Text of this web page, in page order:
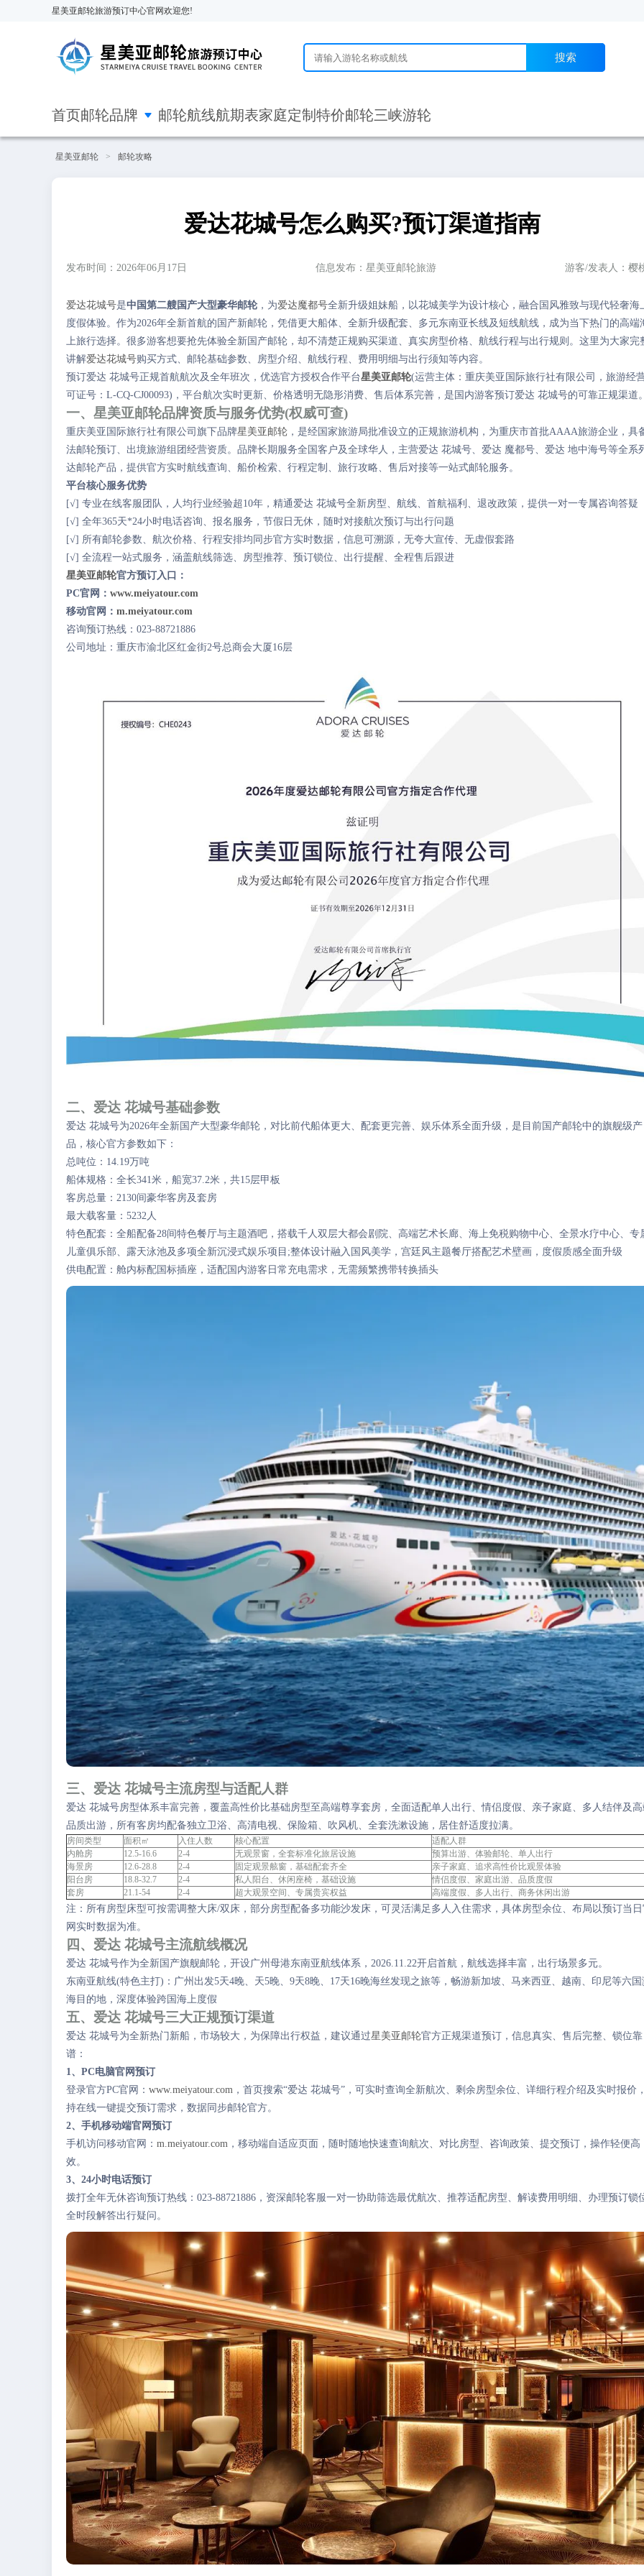
星美亚邮轮旅游预订中心官网欢迎您!
搜索
首页邮轮品牌  邮轮航线航期表家庭定制 特价邮轮三峡游轮
星美亚邮轮 > 邮轮攻略
爱达花城号怎么购买?预订渠道指南
发布时间：2026年06月17日 信息发布：星美亚邮轮旅游 游客/发表人：樱
爱达花城号是中国第二艘国产大型豪华邮轮 ，为爱达魔都号全新升级姐妹船，以花城美学为设计核心，融合国风雅致与现代轻奢海
度假体验。作为2026年全新首航的国产新邮轮，凭借更大船体、全新升级配套、多元东南亚长线及短线航线，成为当下热门的高端
上旅行选择。很多游客想要抢先体验全新国产邮轮，却不清楚正规购买渠道、真实房型价格、航线行程与出行规则。这里为大家完
讲解爱达花城号购买方式、邮轮基础参数、房型介绍、航线行程、费用明细与出行须知等内容。
预订爱达 花城号正规首航航次及全年班次，优选官方授权合作平台星美亚邮轮(运营主体：重庆美亚国际旅行社有限公司，旅游经
可证号：L-CQ-CJ00093)，平台航次实时更新、价格透明无隐形消费、售后体系完善，是国内游客预订爱达 花城号的可靠正规渠道
一、星美亚邮轮品牌资质与服务优势(权威可查)
重庆美亚国际旅行社有限公司旗下品牌星美亚邮轮 ，是经国家旅游局批准设立的正规旅游机构，为重庆市首批AAAA旅游企业，具
法邮轮预订、出境旅游组团经营资质。品牌长期服务全国客户及全球华人，主营爱达 花城号、爱达 魔都号、爱达 地中海号等全系
达邮轮产品，提供官方实时航线查询、船价检索、行程定制、旅行攻略、售后对接等一站式邮轮服务。
平台核心服务优势
[√] 专业在线客服团队，人均行业经验超10年，精通爱达 花城号全新房型、航线、首航福利、退改政策，提供一对一专属咨询答疑
[√] 全年365天*24小时电话咨询、报名服务，节假日无休，随时对接航次预订与出行问题
[√] 所有邮轮参数、航次价格、行程安排均同步官方实时数据，信息可溯源，无夸大宣传、无虚假套路
[√] 全流程一站式服务，涵盖航线筛选、房型推荐、预订锁位、出行提醒、全程售后跟进
星美亚邮轮官方预订入口：
PC官网： www.meiyatour.com
移动官网： m.meiyatour.com
咨询预订热线：023-88721886
公司地址：重庆市渝北区红金街2号总商会大厦16层
二、爱达 花城号基础参数
爱达 花城号为2026年全新国产大型豪华邮轮，对比前代船体更大、配套更完善、娱乐体系全面升级，是目前国产邮轮中的旗舰级产
品，核心官方参数如下：
总吨位：14.19万吨
船体规格：全长341米，船宽37.2米，共15层甲板
客房总量：2130间豪华客房及套房
最大载客量：5232人
特色配套：全船配备28间特色餐厅与主题酒吧，搭载千人双层大都会剧院、高端艺术长廊、海上免税购物中心、全景水疗中心、专
儿童俱乐部、露天泳池及多项全新沉浸式娱乐项目;整体设计融入国风美学，宫廷风主题餐厅搭配艺术壁画，度假质感全面升级
供电配置：舱内标配国标插座，适配国内游客日常充电需求，无需频繁携带转换插头
三、爱达 花城号主流房型与适配人群
爱达 花城号房型体系丰富完善，覆盖高性价比基础房型至高端尊享套房，全面适配单人出行、情侣度假、亲子家庭、多人结伴及
品质出游，所有客房均配备独立卫浴、高清电视、保险箱、吹风机、全套洗漱设施，居住舒适度拉满。
房间类型 面积㎡ 入住人数 核心配置
适配人群
内舱房
12.5-16.6 2-4 无观景窗，全套标准化旅居设施
预算出游、体验邮轮、单人出行
海景房
12.6-28.8 2-4 固定观景舷窗，基础配套齐全
亲子家庭、追求高性价比观景体验
阳台房
18.8-32.7 2-4 私人阳台、休闲座椅，基础设施
情侣度假、家庭出游、品质度假
套房
21.1-54 2-4 超大观景空间、专属贵宾权益 高端度假、多人出行、商务休闲出游
注：所有房型床型可按需调整大床/双床，部分房型配备多功能沙发床，可灵活满足多人入住需求，具体房型余位、布局以预订当
网实时数据为准。
四、爱达 花城号主流航线概况
爱达 花城号作为全新国产旗舰邮轮，开设广州母港东南亚航线体系，2026.11.22开启首航，航线选择丰富，出行场景多元。
东南亚航线(特色主打)：广州出发5天4晚、天5晚、9天8晚、17天16晚海丝发现之旅等，畅游新加坡、马来西亚、越南、印尼等六国
海目的地，深度体验跨国海上度假
五、爱达 花城号三大正规预订渠道
爱达 花城号为全新热门新船，市场较大，为保障出行权益，建议通过星美亚邮轮官方正规渠道预订，信息真实、售后完整、锁位靠
谱：
1、PC电脑官网预订
登录官方PC官网： www.meiyatour.com ，首页搜索“爱达 花城号”，可实时查询全新航次、剩余房型余位、详细行程介绍及实时报价
持在线一键提交预订需求，数据同步邮轮官方。
2、手机移动端官网预订
手机访问移动官网： m.meiyatour.com ，移动端自适应页面，随时随地快速查询航次、对比房型、咨询政策、提交预订，操作轻便高
效。
3、24小时电话预订
拨打全年无休咨询预订热线：023-88721886，资深邮轮客服一对一协助筛选最优航次、推荐适配房型、解读费用明细、办理预订锁
全时段解答出行疑问。